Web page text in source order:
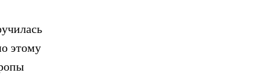
этому